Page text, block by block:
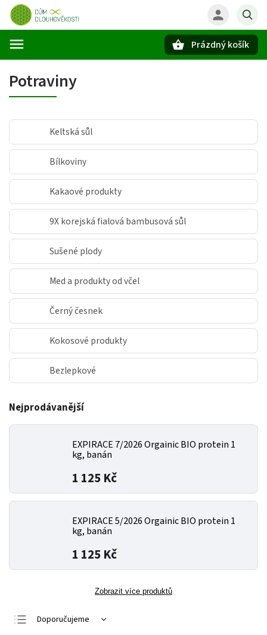
Prázdný košík
Potraviny
Keltská sůl
Bílkoviny
Kakaové produkty
9X korejská fialová bambusová sůl
Sušené plody
Med a produkty od včel
Černý česnek
Kokosové produkty
Bezlepkové
Nejprodávanější
EXPIRACE 7/2026 Orgainic BIO protein 1
kg, banán
1 125 Kč
EXPIRACE 5/2026 Orgainic BIO protein 1
kg, banán
1 125 Kč
Zobrazit více produktů
Doporučujeme